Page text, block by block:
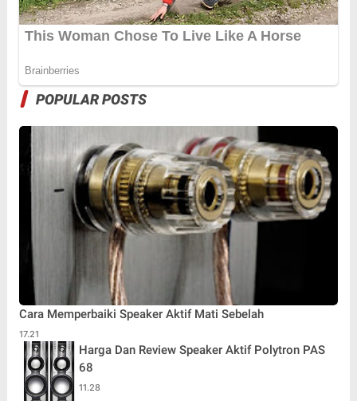
POPULAR POSTS
Cara Memperbaiki Speaker Aktif Mati Sebelah
17.21
Harga Dan Review Speaker Aktif Polytron PAS
68
11.28